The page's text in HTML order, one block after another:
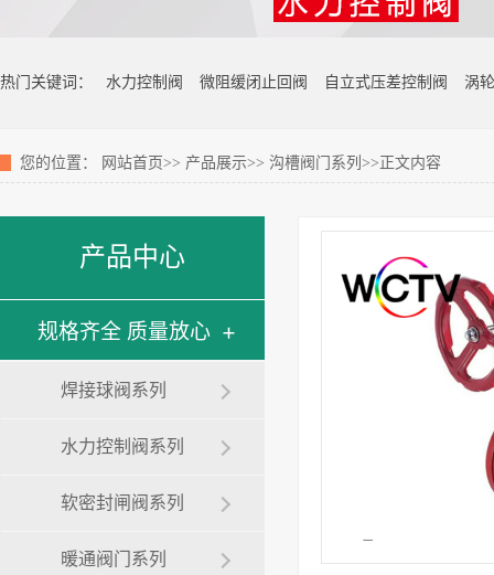
热门关键词： 水力控制阀 微阻缓闭止回阀 自立式压差控制阀 涡
您的位置： 网站首页>> 产品展示>> 沟槽阀门系列 >>正文内容
产品中心
规格齐全 质量放心
焊接球阀系列
水力控制阀系列
软密封闸阀系列
暖通阀门系列